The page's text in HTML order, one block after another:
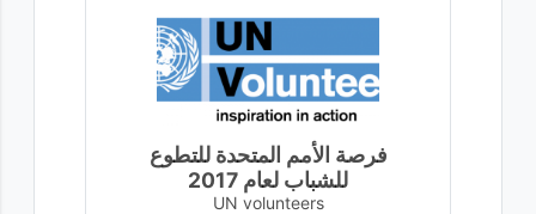
فرصة الأمم المتحدة للتطوع
للشباب لعام 2017
UN volunteers